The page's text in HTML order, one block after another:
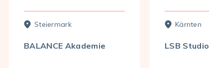
Steier­mark
BALANCE Akademie
Kärnten
LSB Studio